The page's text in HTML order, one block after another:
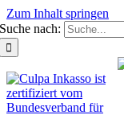
Zum Inhalt springen
Suche nach: